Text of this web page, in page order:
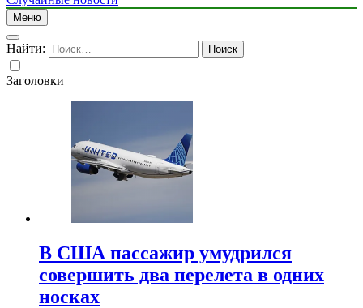
Меню
Найти:
Заголовки
В США пассажир умудрился
совершить два перелета в одних
носках